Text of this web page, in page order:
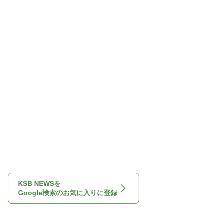
KSB NEWSを
Google検索のお気に入りに登録